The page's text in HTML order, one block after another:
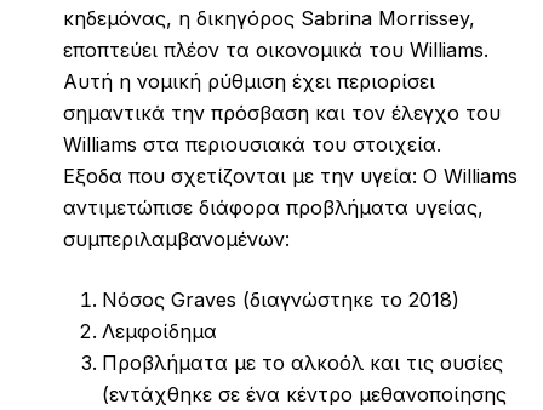
κηδεμόνας, η δικηγόρος Sabrina Morrissey,
εποπτεύει πλέον τα οικονομικά του Williams.
Αυτή η νομική ρύθμιση έχει περιορίσει
σημαντικά την πρόσβαση και τον έλεγχο του
Williams στα περιουσιακά του στοιχεία.
Εξοδα που σχετίζονται με την υγεία: Ο Williams
αντιμετώπισε διάφορα προβλήματα υγείας,
συμπεριλαμβανομένων:
Νόσος Graves (διαγνώστηκε το 2018)
Λεμφοίδημα
Προβλήματα με το αλκοόλ και τις ουσίες
(εντάχθηκε σε ένα κέντρο μεθανοποίησης